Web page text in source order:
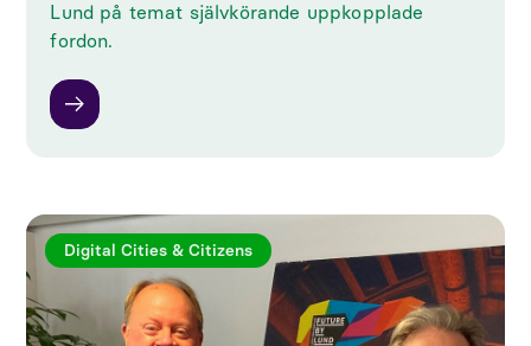
Lund på temat självkörande uppkopplade
fordon.
Digital Cities & Citizens